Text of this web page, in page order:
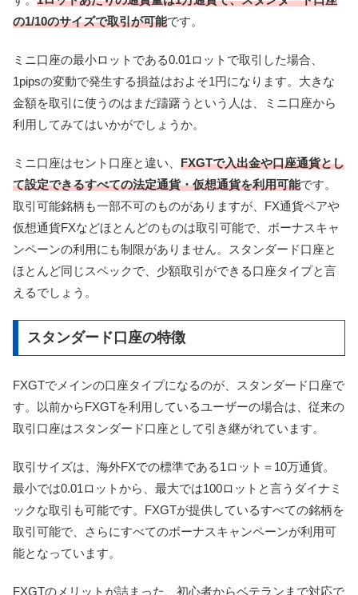
の1/10のサイズで取引が可能です。
ミニ口座の最小ロットである0.01ロットで取引した場合、
1pipsの変動で発生する損益はおよそ1円になります。大きな
金額を取引に使うのはまだ躊躇うという人は、ミニ口座から
利用してみてはいかがでしょうか。
ミニ口座はセント口座と違い、 FXGTで入出金や口座通貨とし
て設定できるすべての法定通貨・仮想通貨を利用可能です。
取引可能銘柄も一部不可のものがありますが、FX通貨ペアや
仮想通貨FXなどほとんどのものは取引可能で、ボーナスキャ
ンペーンの利用にも制限がありません。スタンダード口座と
ほとんど同じスペックで、少額取引ができる口座タイプと言
えるでしょう。
スタンダード口座の特徴
FXGTでメインの口座タイプになるのが、スタンダード口座で
す。以前からFXGTを利用しているユーザーの場合は、従来の
取引口座はスタンダード口座として引き継がれています。
取引サイズは、海外FXでの標準である1ロット＝10万通貨。
最小では0.01ロットから、最大では100ロットと言うダイナミ
ックな取引も可能です。FXGTが提供しているすべての銘柄を
取引可能で、さらにすべてのボーナスキャンペーンが利用可
能となっています。
FXGTのメリットが詰まった、初心者からベテランまで対応で